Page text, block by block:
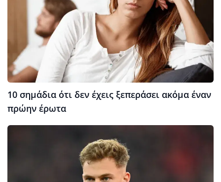
10 σημάδια ότι δεν έχεις ξεπεράσει ακόμα έναν
πρώην έρωτα